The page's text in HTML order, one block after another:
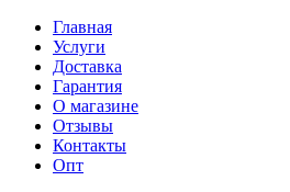
Главная
Услуги
Доставка
Гарантия
О магазине
Отзывы
Контакты
Опт